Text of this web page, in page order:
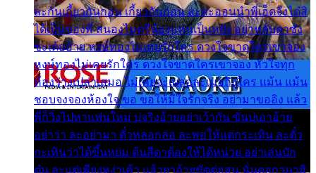
ละกันเกี้ยวกันก่อน เกี้ยวกันก่อน ละสะออนนำพี่เฮ็ดจังได๋สิ
ได้เป็นของพี่ สนองไมตรีน้องแหน่เป็นหยัง อย่าหลับตาซัง
ซะเด้ออ้าย หงษ์ทองไม่เคยรักใคร ดวงใจขาดใครเขาจอง
หงษ์ทองไม่เคยรักใคร ดวงใจขาดใครเขาจอง หัวใจทุก
ห้องว่างเปล่าเสมอ ไม่เคยจะเผลอละเมอถึงใคร แม้น แม้น
ชอบจงจองห้องใจ ขอ ขอให้มีใจรักจริง อย่ามาขออิง แล้ว
พี่ก็วิ่งไปหาแฟนใหม่ บ่จริงอ้ายอย่าเว้ากัน ขั่นบ่เอาอ้าย
อย่าว่า ละอย่ามา ตั๋วหลอกล่อ ละพอให้แต่กระเทิน ละตั๋ว
กะเทินว่าได้ขึ้นหย่ม ต้นสีดาต้องให้ได้หน่วย อย่าเล่นบัก
ตุ๋น ละแต่เพียงหง่าเค้า แล้วยาอ้ายขัดต่อสน นั่นดอกวนาสิ